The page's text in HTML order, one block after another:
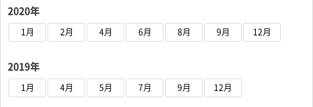
2020年
1月 2月 4月 6月 8月 9月 12月
2019年
1月 4月 5月 7月 9月 12月